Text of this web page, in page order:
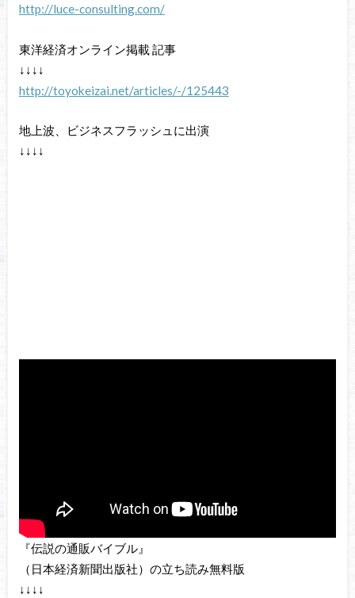
http://luce-consulting.com/
東洋経済オンライン掲載 記事
↓↓↓↓
http://toyokeizai.net/articles/-/125443
地上波、ビジネスフラッシュに出演
↓↓↓↓
『伝説の通販バイブル』
（日本経済新聞出版社）の立ち読み無料版
↓↓↓↓